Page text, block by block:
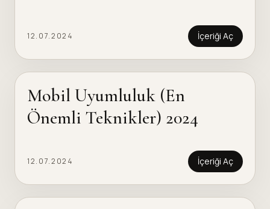
12.07.2024 İçeriği Aç
Mobil Uyumluluk (En
Önemli Teknikler) 2024
12.07.2024 İçeriği Aç